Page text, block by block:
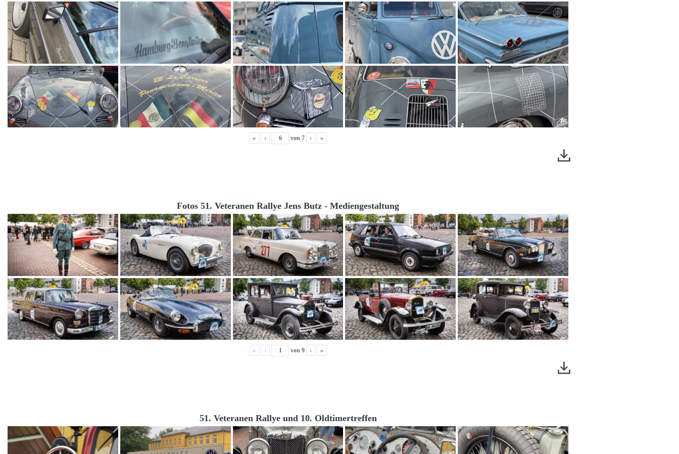
« ‹ von 7 › »
Fotos 51. Veteranen Rallye Jens Butz - Mediengestaltung
« ‹ von 9 › »
51. Veteranen Rallye und 10. Oldtimertreffen